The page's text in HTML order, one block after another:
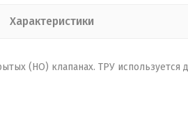
Характеристики
(НО) клапанах. ТРУ используется